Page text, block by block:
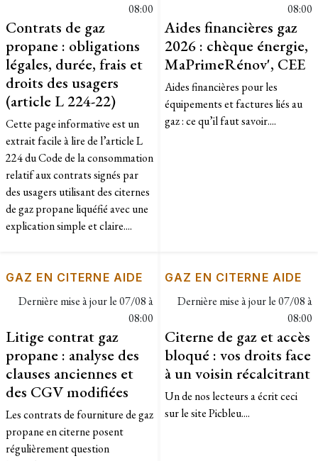
08:00
Contrats de gaz
propane : obligations
légales, durée, frais et
droits des usagers
(article L 224-22)
Cette page informative est un
extrait facile à lire de l’article L
224 du Code de la consommation
relatif aux contrats signés par
des usagers utilisant des citernes
de gaz propane liquéfié avec une
explication simple et claire....
08:00
Aides financières gaz
2026 : chèque énergie,
MaPrimeRénov', CEE
Aides financières pour les
équipements et factures liés au
gaz : ce qu’il faut savoir....
GAZ EN CITERNE AIDE
Dernière mise à jour le07/08 à
08:00
Litige contrat gaz
propane : analyse des
clauses anciennes et
des CGV modifiées
Les contrats de fourniture de gaz
propane en citerne posent
régulièrement question
GAZ EN CITERNE AIDE
Dernière mise à jour le07/08 à
08:00
Citerne de gaz et accès
bloqué : vos droits face
à un voisin récalcitrant
Un de nos lecteurs a écrit ceci
sur le site Picbleu....